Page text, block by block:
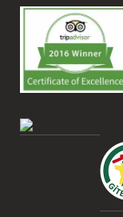
très beau
nous
Antoine
contrainte
gestion
de tri
faut se
pas
serait un